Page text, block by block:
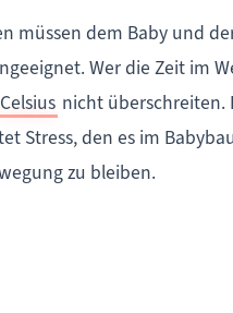
müssen dem Baby und
Wer die Zeit im
nicht überschreiten.
Stress, den es im
zu bleiben.